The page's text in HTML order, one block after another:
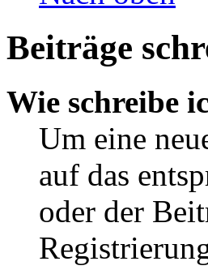
Beiträge
Wie schreibe
Um eine
auf das
oder der